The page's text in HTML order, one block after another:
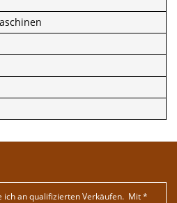
ich an qualifizierten Verkäufen. Mit *